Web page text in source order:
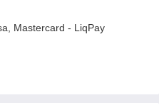
Mastercard - LiqPay